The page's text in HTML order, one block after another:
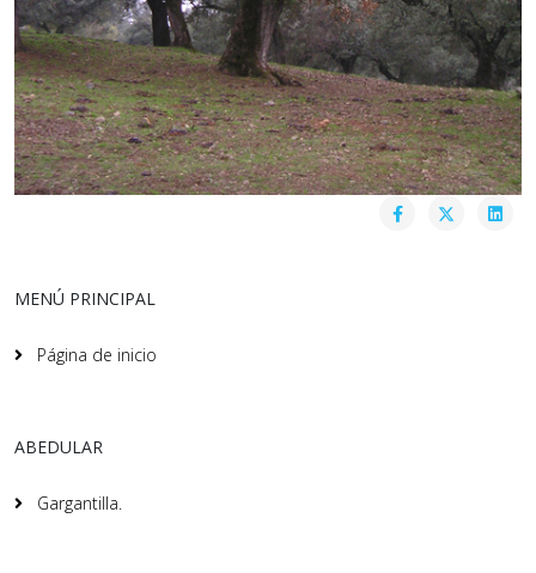
MENÚ PRINCIPAL
Página de inicio
ABEDULAR
Gargantilla.